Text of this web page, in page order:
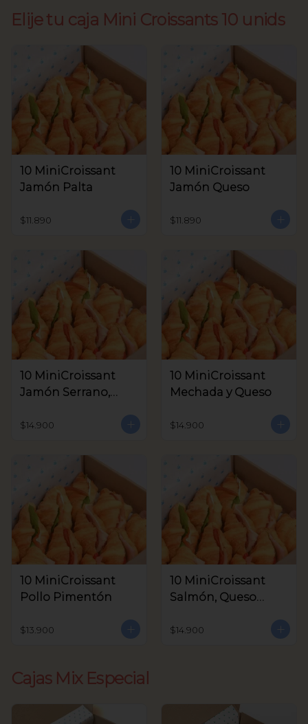
Elije tu caja Mini Croissants 10 unids
10 MiniCroissant
Jamón Palta
$11.890
10 MiniCroissant
Jamón Queso
$11.890
10 MiniCroissant
Jamón Serrano,
Aceitunas V.
$14.900
10 MiniCroissant
Mechada y Queso
$14.900
10 MiniCroissant
Pollo Pimentón
$13.900
10 MiniCroissant
Salmón, Queso
$14.900
Cajas Mix Especial